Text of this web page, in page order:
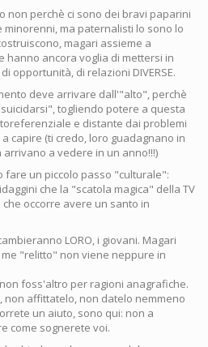
non perchè ci sono dei bravi paparini
minorenni, ma paternalisti lo sono lo
magari assieme a
hanno ancora voglia di mettersi in
opportunità, di relazioni DIVERSE.
deve arrivare dall'"alto", perchè
togliendo potere a questa
e distante dai problemi
capire (ti credo, loro guadagnano in
a vedere in un anno!!!)
fare un piccolo passo "culturale":
che la "scatola magica" della TV
occorre avere un santo in
LORO, i giovani. Magari
"relitto" non viene neppure in
foss'altro per ragioni anagrafiche.
non affittatelo, non datelo nemmeno
un aiuto, sono qui: non a
come sognerete voi.